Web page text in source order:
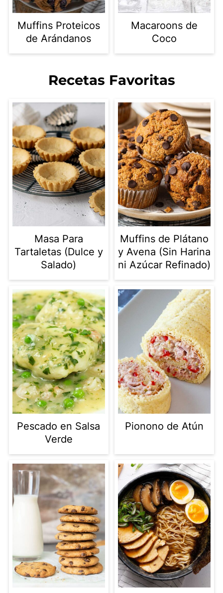
Muffins Proteicos
de Arándanos
Macaroons de
Coco
Recetas Favoritas
Masa Para
Tartaletas (Dulce y
Salado)
Muffins de Plátano
y Avena (Sin Harina
ni Azúcar Refinado)
Pescado en Salsa
Verde
Pionono de Atún